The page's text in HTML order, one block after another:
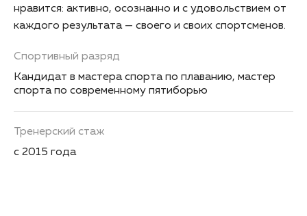
нравится: активно, осознанно и с удовольствием от
каждого результата — своего и своих спортсменов.
Спортивный разряд
Кандидат в мастера спорта по плаванию, мастер
спорта по современному пятиборью
Тренерский стаж
с 2015 года